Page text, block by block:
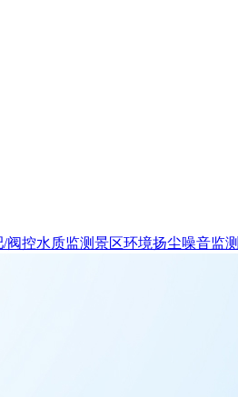
/阀控水质监测景区环境扬尘噪音监测